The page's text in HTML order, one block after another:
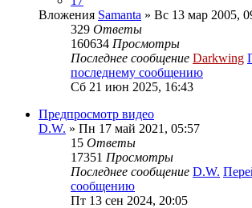
Вложения Samanta » Вс 13 мар 2005,
329 Ответы
160634 Просмотры
Последнее сообщение Darkwing
последнему сообщению
Сб 21 июн 2025, 16:43
Предпросмотр видео
D.W. » Пн 17 май 2021, 05:57
15 Ответы
17351 Просмотры
Последнее сообщение D.W.
сообщению
Пт 13 сен 2024, 20:05